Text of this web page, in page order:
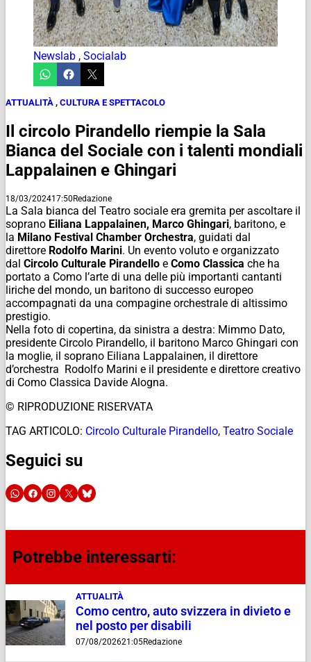
Newslab , Socialab
ATTUALITÀ , CULTURA E SPETTACOLO
Il circolo Pirandello riempie la Sala
Bianca del Sociale con i talenti mondiali
Lappalainen e Ghingari
18/03/202417:50Redazione
La Sala bianca del Teatro sociale era gremita per ascoltare il
soprano Eiliana Lappalainen, Marco Ghingari, baritono, e
la Milano Festival Chamber Orchestra, guidati dal
direttore Rodolfo Marini. Un evento voluto e organizzato
dal Circolo Culturale Pirandello e Como Classica che ha
portato a Como l’arte di una delle più importanti cantanti
liriche del mondo, un baritono di successo europeo
accompagnati da una compagine orchestrale di altissimo
prestigio.
Nella foto di copertina, da sinistra a destra: Mimmo Dato,
presidente Circolo Pirandello, il baritono Marco Ghingari con
la moglie, il soprano Eiliana Lappalainen, il direttore
d’orchestra Rodolfo Marini e il presidente e direttore creativo
di Como Classica Davide Alogna.
© RIPRODUZIONE RISERVATA
TAG ARTICOLO: Circolo Culturale Pirandello, Teatro Sociale
Seguici su
Potrebbe interessarti:
ATTUALITÀ
Como centro, auto svizzera in divieto e
nel posto per disabili
07/08/202621:05Redazione